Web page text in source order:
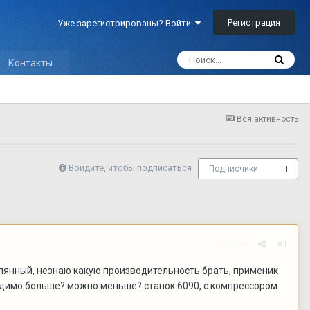
Уже зарегистрированы? Войти Регистрация
Контакты
Вся активность
Войдите, чтобы подписаться Подписчики 1
#1
незнаю какую производительность брать, применик
больше? можно меньше? станок 6090, с компрессором